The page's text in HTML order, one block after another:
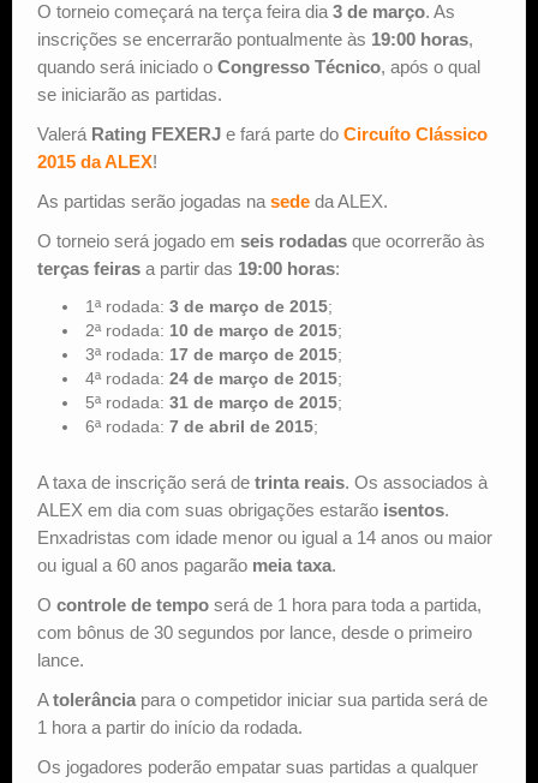
O torneio começará na terça feira dia 3 de março. As
inscrições se encerrarão pontualmente às 19:00 horas,
quando será iniciado o Congresso Técnico, após o qual
se iniciarão as partidas.
Valerá Rating FEXERJ e fará parte do Circuíto Clássico
2015 da ALEX!
As partidas serão jogadas na sede da ALEX.
O torneio será jogado em seis rodadas que ocorrerão às
terças feiras a partir das 19:00 horas:
1ª rodada: 3 de março de 2015;
2ª rodada: 10 de março de 2015;
3ª rodada: 17 de março de 2015;
4ª rodada: 24 de março de 2015;
5ª rodada: 31 de março de 2015;
6ª rodada: 7 de abril de 2015;
A taxa de inscrição será de trinta reais. Os associados à
ALEX em dia com suas obrigações estarão isentos.
Enxadristas com idade menor ou igual a 14 anos ou maior
ou igual a 60 anos pagarão meia taxa.
O controle de tempo será de 1 hora para toda a partida,
com bônus de 30 segundos por lance, desde o primeiro
lance.
Atolerância para o competidor iniciar sua partida será de
1 hora a partir do início da rodada.
Os jogadores poderão empatar suas partidas a qualquer